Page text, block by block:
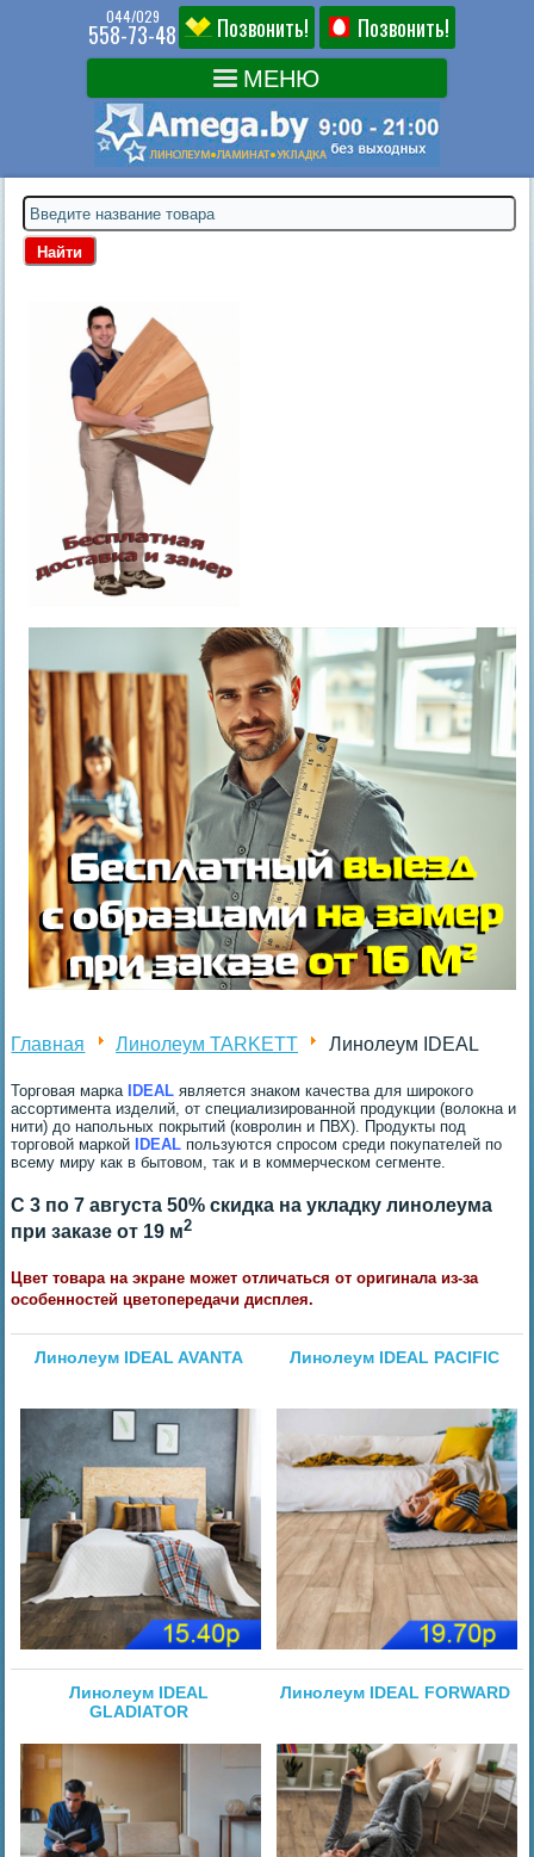
044/029
558-73-48 Позвонить! Позвонить!
Главная Линолеум TARKETT Линолеум IDEAL
Торговая марка IDEAL является знаком качества для широкого
ассортимента изделий, от специализированной продукции (волокна и
нити) до напольных покрытий (ковролин и ПВХ). Продукты под
торговой маркой
IDEAL пользуются спросом среди покупателей по
всему миру как в бытовом, так и в коммерческом сегменте.
С 3 по 7 августа 50% скидка на укладку линолеума
при заказе от 19 м2
Цвет товара на экране может отличаться от оригинала из-за
особенностей цветопередачи дисплея.
Линолеум IDEAL AVANTA Линолеум IDEAL PACIFIC
Линолеум IDEAL
GLADIATOR
Линолеум IDEAL FORWARD